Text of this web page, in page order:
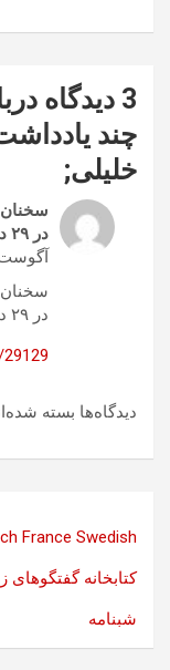
3 دیدگاه دربارهٔ «
چند
خلیلی;
در ۲۹ دی ماه ۱۳۶۳
آگوست 7, 2017 در
در ۲۹ دی ماه ۱۳۶۳
دیدگاه‌ها بسته
France Swedish
کتابخانه گفتگوهای
شبنامه